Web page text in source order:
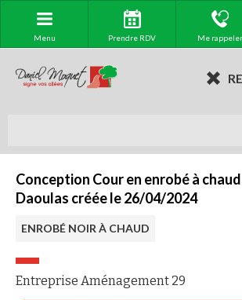
Menu Prendre RDV Me rappeler
Conception Cour en enrobé à
Daoulas créée le 26/04/2024
ENROBÉ NOIR À CHAUD
Entreprise Aménagement 29